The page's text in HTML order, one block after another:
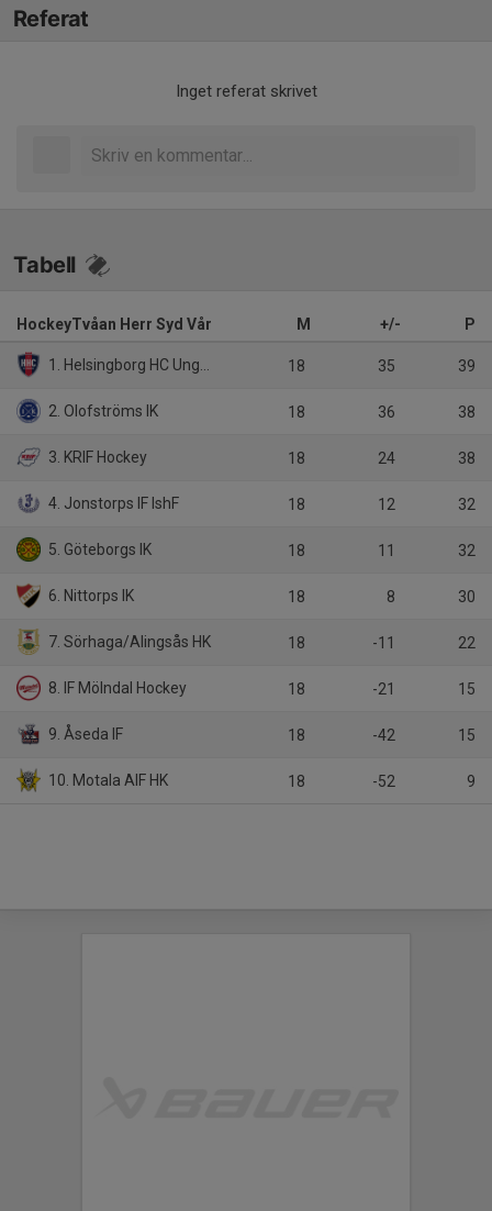
Referat
Inget referat skrivet
Tabell
HockeyTvåan Herr Syd Vår M +/- P
1. Helsingborg HC Ungdom 18 35 39
2. Olofströms IK 18 36 38
3. KRIF Hockey 18 24 38
4. Jonstorps IF IshF 18 12 32
5. Göteborgs IK 18 11 32
6. Nittorps IK 18 8 30
7. Sörhaga/Alingsås HK 18 -11 22
8. IF Mölndal Hockey 18 -21 15
9. Åseda IF 18 -42 15
10. Motala AIF HK 18 -52 9